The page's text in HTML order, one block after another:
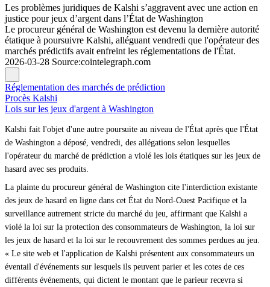
Les problèmes juridiques de Kalshi s’aggravent avec une action en
justice pour jeux d’argent dans l’État de Washington
Le procureur général de Washington est devenu la dernière autorité
étatique à poursuivre Kalshi, alléguant vendredi que l'opérateur des
marchés prédictifs avait enfreint les réglementations de l'État.
2026-03-28 Source:cointelegraph.com
Réglementation des marchés de prédiction
Procès Kalshi
Lois sur les jeux d'argent à Washington
Kalshi fait l'objet d'une autre poursuite au niveau de l'État après que l'État
de Washington a déposé, vendredi, des allégations selon lesquelles
l'opérateur du marché de prédiction a violé les lois étatiques sur les jeux de
hasard avec ses produits.
La plainte du procureur général de Washington cite l'interdiction existante
des jeux de hasard en ligne dans cet État du Nord-Ouest Pacifique et la
surveillance autrement stricte du marché du jeu, affirmant que Kalshi a
violé la loi sur la protection des consommateurs de Washington, la loi sur
les jeux de hasard et la loi sur le recouvrement des sommes perdues au jeu.
« Le site web et l'application de Kalshi présentent aux consommateurs un
éventail d'événements sur lesquels ils peuvent parier et les cotes de ces
différents événements, qui dictent le montant que le parieur recevra si